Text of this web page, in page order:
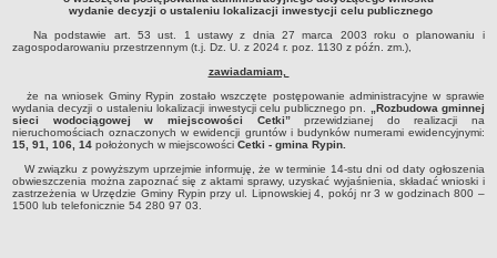
Rejestr instytucji kultury
RODO Klauzule informacyjne
AKTUALNOŚCI I OGŁOSZENIA
URZĄD GMINY
Dane teleadresowe
Tabela informacyjna
Czas pracy urzędu
wydanie decyzji o ustaleniu lokalizacji inwestycji celu publicznego
Na podstawie art. 53 ust. 1 ustawy z dnia 27 marca 2003 roku o planowaniu i
zagospodarowaniu przestrzennym (t.j. Dz. U. z 2024 r. poz. 1130 z późn. zm.),
zawiadamiam,
że na wniosek Gminy Rypin zostało wszczęte postępowanie administracyjne w sprawie
wydania decyzji o ustaleniu lokalizacji inwestycji celu publicznego pn.
„Rozbudowa gminnej
sieci wodociągowej w miejscowości Cetki”przewidzianej do realizacji na
nieruchomościach oznaczonych w ewidencji gruntów i budynków numerami ewidencyjnymi:
15, 91, 106, 14 położonych w miejscowościCetki - gmina Rypin.
W związku z powyższym uprzejmie informuję, że w terminie 14-stu dni od daty ogłoszenia
obwieszczenia można zapoznać się z aktami sprawy, uzyskać wyjaśnienia, składać wnioski i
zastrzeżenia w Urzędzie Gminy Rypin przy ul. Lipnowskiej 4, pokój nr 3 w godzinach 800 –
1500 lub telefonicznie 54 280 97 03.